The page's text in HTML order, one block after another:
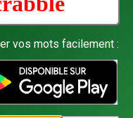
vos mots facilement :